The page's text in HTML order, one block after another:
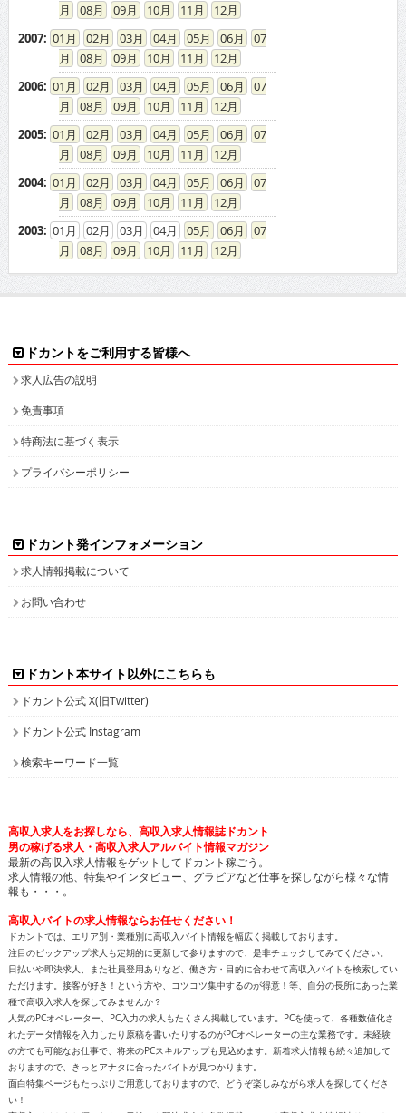
08
09 10 11
12
2007: 01 02 03 04 05 06
07
08
09 10 11
12
2006: 01 02 03 04 05 06
07
08
09 10 11
12
2005: 01 02 03 04 05 06
07
08
09 10 11
12
2004: 01 02 03 04 05 06
07
08
09 10 11
12
2003: 01 02 03 04 05 06
07
08
09 10 11 12
ドカントをご利用する皆様へ
求人広告の説明
免責事項
特商法に基づく表示
プライバシーポリシー
ドカント発インフォメーション
求人情報掲載について
お問い合わせ
ドカント本サイト以外にこちらも
ドカント公式 X(旧Twitter)
ドカント公式 Instagram
検索キーワード一覧
高収入求人をお探しなら、高収入求人情報誌ドカント
男の稼げる求人・高収入求人アルバイト情報マガジン
最新の高収入求人情報をゲットしてドカント稼ごう。
求人情報の他、特集やインタビュー、グラビアなど仕事を探しながら様々な情
報も・・・。
高収入バイトの求人情報ならお任せください！
ドカントでは、エリア別・業種別に高収入バイト情報を幅広く掲載しております。
注目のピックアップ求人も定期的に更新して参りますので、是非チェックしてみてください。
日払いや即決求人、また社員登用ありなど、働き方・目的に合わせて高収入バイトを検索してい
ただけます。接客が好き！という方や、コツコツ集中するのが得意！等、自分の長所にあった業
種で高収入求人を探してみませんか？
人気のPCオペレーター、PC入力の求人もたくさん掲載しています。PCを使って、各種数値化さ
れたデータ情報を入力したり原稿を書いたりするのがPCオペレーターの主な業務です。未経験
の方でも可能なお仕事で、将来のPCスキルアップも見込めます。新着求人情報も続々追加して
おりますので、きっとアナタに合ったバイトが見つかります。
面白特集ページもたっぷりご用意しておりますので、どうぞ楽しみながら求人を探してくださ
い！